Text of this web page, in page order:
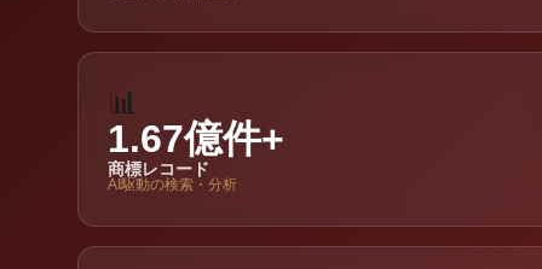
📊
1.67億件+
商標レコード
AI駆動の検索・分析